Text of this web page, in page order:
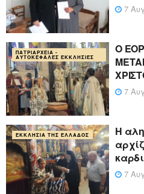
7
ΠΑΤΡΙΑΡΧΕΊΑ -
ΑΥΤΟΚΈΦΑΛΕΣ ΕΚΚΛΗΣΊΕΣ
Ο
7
ΕΚΚΛΗΣΊΑ ΤΗΣ ΕΛΛΆΔΟΣ
Η
7